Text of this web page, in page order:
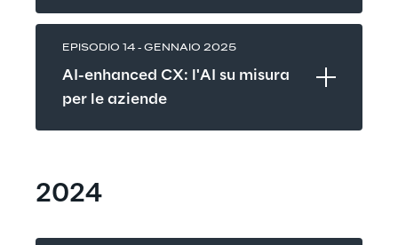
EPISODIO 14 - GENNAIO 2025
AI-enhanced CX: l'AI su misura
per le aziende
2024